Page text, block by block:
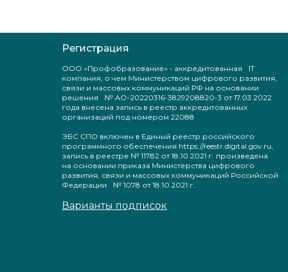
Регистрация
ООО «Профобразование» - аккредитованная IT
компания, о чем Министерством цифрового развития,
связи и массовых коммуникаций РФ на основании
решения № АО-20220316-3829208820-3 от 17.03.2022
года внесена запись в реестр аккредитованных
организаций под номером 22088
ЭБС СПО включен в Единый реестр российского
программного обеспечения https://reestr.digital.gov.ru,
запись в реестре № 11782 от 18.10.2021 г. произведена
на основании приказа Министерства цифрового
развития, связи и массовых коммуникаций Российской
Федерации № 1078 от 18.10.2021 г.
Варианты подписок